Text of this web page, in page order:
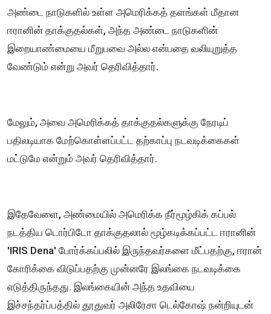
அண்டை நாடுகளில் உள்ள அமெரிக்கத் தளங்கள் மீதான
ஈரானின் தாக்குதல்கள், அந்த அண்டை நாடுகளின்
இறையாண்மையை மீறுபவை அல்ல என்பதை வலியுறுத்த
வேண்டும் என்று அவர் தெரிவித்தார்.
மேலும், அவை அமெரிக்கத் தாக்குதல்களுக்கு நேரடிப்
பதிலடியாக மேற்கொள்ளப்பட்ட தற்காப்பு நடவடிக்கைகள்
மட்டுமே என்றும் அவர் தெரிவித்தார்.
இதேவேளை, அண்மையில் அமெரிக்க நீர்மூழ்கிக் கப்பல்
நடத்திய டொர்பிடோ தாக்குதலால் மூழ்கடிக்கப்பட்ட ஈரானின்
'IRIS Dena' போர்க்கப்பலில் இருந்தவர்களை மீட்பதற்கு, ஈரான்
கோரிக்கை விடுப்பதற்கு முன்னரே இலங்கை நடவடிக்கை
எடுத்திருந்தது. இலங்கையின் அந்த உதவியை
இச்சந்தர்ப்பத்தில் தூதுவர் அலிரேசா டெல்கோஷ் நன்றியுடன்